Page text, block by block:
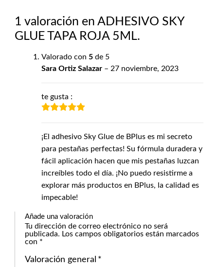
1 valoración en ADHESIVO SKY
GLUE TAPA ROJA 5ML.
Valorado con 5 de 5
Sara Ortiz Salazar – 27 noviembre, 2023
te gusta :
¡El adhesivo Sky Glue de BPlus es mi secreto
para pestañas perfectas! Su fórmula duradera y
fácil aplicación hacen que mis pestañas luzcan
increíbles todo el día. ¡No puedo resistirme a
explorar más productos en BPlus, la calidad es
impecable!
Añade una valoración
Tu dirección de correo electrónico no será
publicada. Los campos obligatorios están marcados
con *
Valoración general *